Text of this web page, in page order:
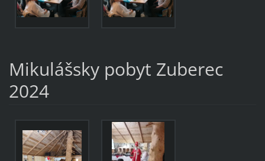
Mikulášsky pobyt Zuberec
2024